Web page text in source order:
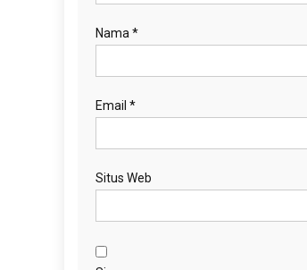
Nama *
Email *
Situs Web